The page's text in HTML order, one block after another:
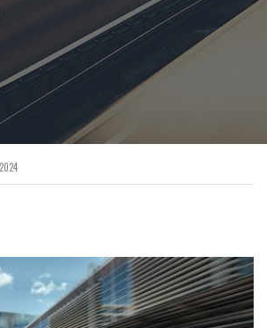
2024